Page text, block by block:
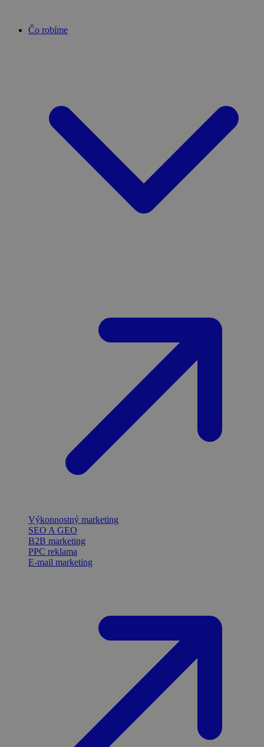
Čo robíme
Výkonnostný marketing
SEO A GEO
B2B marketing
PPC reklama
E-mail marketing